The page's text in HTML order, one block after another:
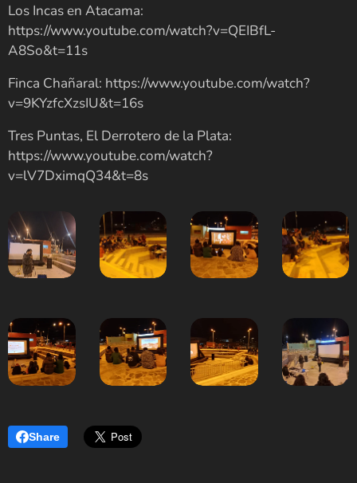
Los Incas en Atacama:
https://www.youtube.com/watch?v=QEIBfL-
A8So&t=11s
Finca Chañaral: https://www.youtube.com/watch?
v=9KYzfcXzsIU&t=16s
Tres Puntas, El Derrotero de la Plata:
https://www.youtube.com/watch?
v=lV7DximqQ34&t=8s
Share